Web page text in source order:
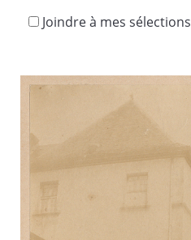
Joindre à mes sélections